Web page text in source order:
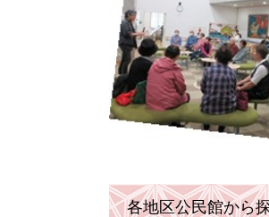
各地区公民館から